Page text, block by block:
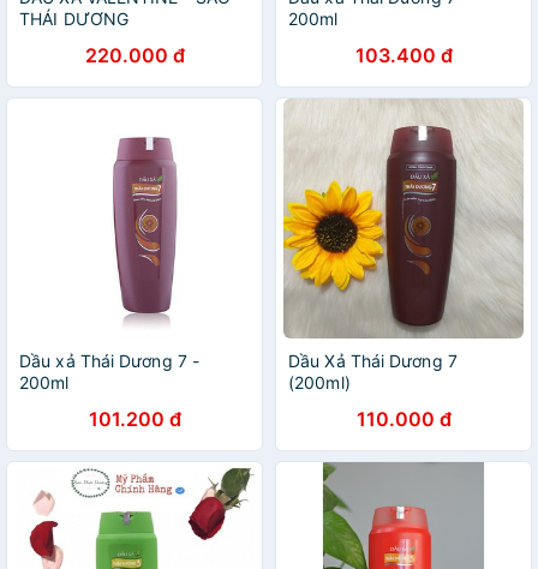
THÁI DƯƠNG
220.000 đ
200ml
103.400 đ
Dầu xả Thái Dương 7 -
200ml
101.200 đ
Dầu Xả Thái Dương 7
(200ml)
110.000 đ